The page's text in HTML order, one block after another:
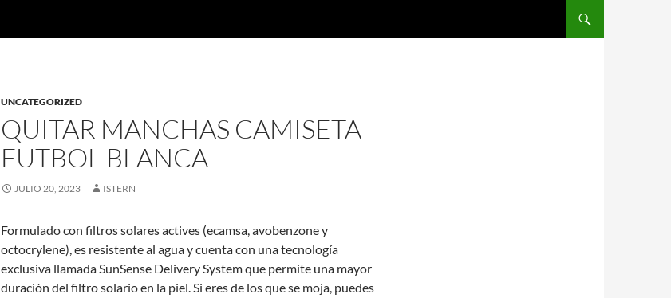
UNCATEGORIZED
QUITAR MANCHAS CAMISETA
FUTBOL BLANCA
JULIO 20, 2023 ISTERN
Formulado con filtros solares actives (ecamsa, avobenzone y
octocrylene), es resistente al agua y cuenta con una tecnología
exclusiva llamada SunSense Delivery System que permite una mayor
duración del filtro solario en la piel. Si eres de los que se moja, puedes